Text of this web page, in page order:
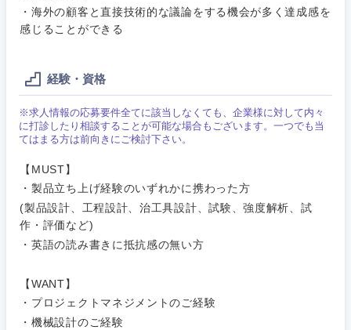
・海外の顧客と直接技術的な議論をする機会が多く達成感を
感じることができる
経験・資格
※求人情報の応募要件全てに該当しなくても、企業様に対して内々
に打診したり相談することが可能な場合もございます。一つでも当
てはまる方は前向きにご検討下さい。
【MUST】
・製品立ち上げ経験のいずれかに携わった方
(製品設計、工程設計、治工具設計、試験、強度解析、試
作・評価など)
・英語の読み書きに抵抗感の無い方
【WANT】
・プロジェクトマネジメントのご経験
・機械設計のご経験
クリエイ
コンサル
タント
専門職
技術職
（IT）、
Webサー
ビス・制
作、ゲー
ム
技術職
（モノづ
技術職（IT）、Webサービス・制作、ゲーム
技術職（モノづくり）
メディカル
不動産専門職
建設・施工管理
事務職
建設・不動産
倉庫・運輸・物流
小売・通販・外食
IT・通信
WEBサービス
広告・宣伝・印刷
関東地方
群馬県
転勤なし
フルリモート
年間休日120日以
完全週休2日制 社宅・家賃補助有